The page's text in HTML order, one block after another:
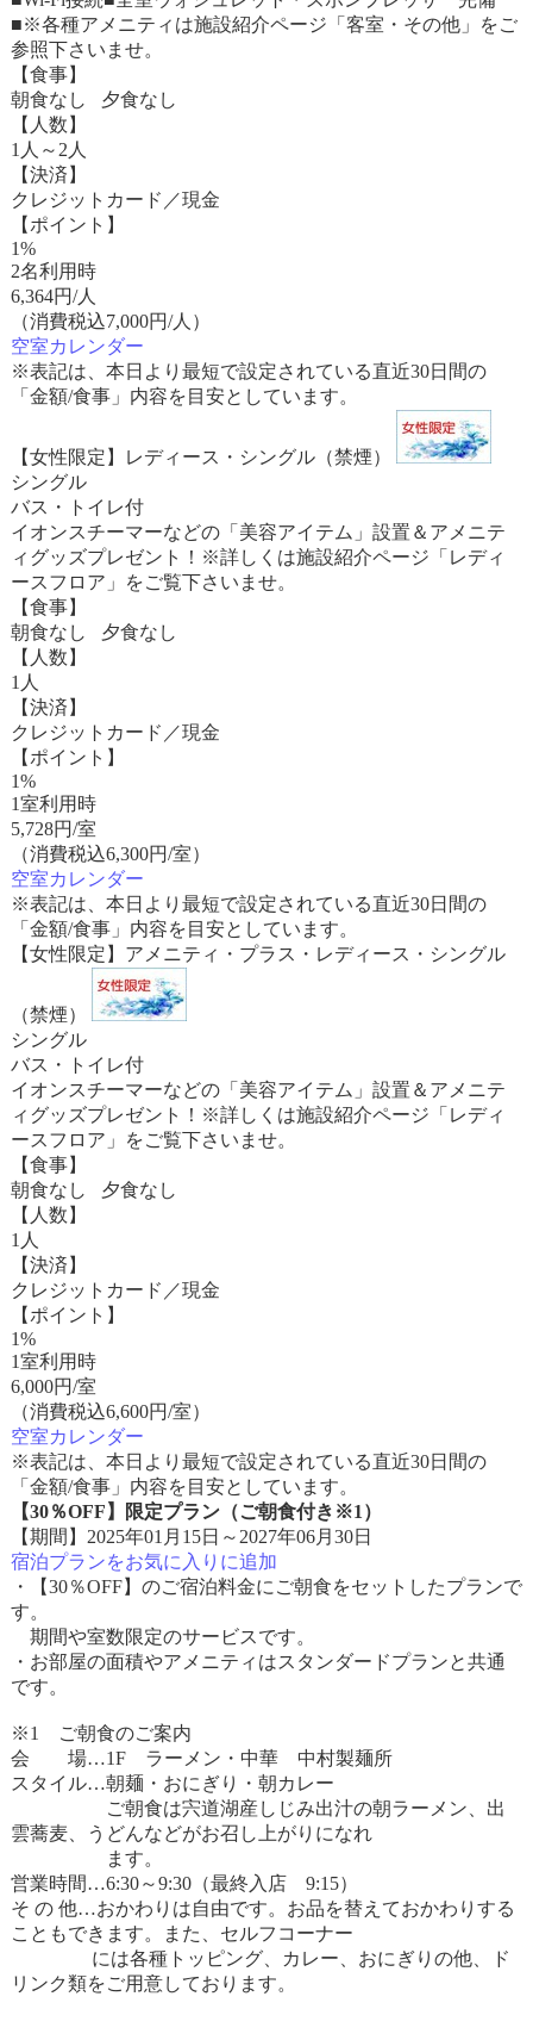
■※各種アメニティは施設紹介ページ「客室・その他」をご
参照下さいませ。
【食事】
朝食なし 夕食なし
【人数】
1人～2人
【決済】
クレジットカード／現金
【ポイント】
1%
2名利用時
6,364円/人
（消費税込7,000円/人）
空室カレンダー
※表記は、本日より最短で設定されている直近30日間の
「金額/食事」内容を目安としています。
【女性限定】レディース・シングル（禁煙）
シングル
バス・トイレ付
イオンスチーマーなどの「美容アイテム」設置＆アメニテ
ィグッズプレゼント！※詳しくは施設紹介ページ「レディ
ースフロア」をご覧下さいませ。
【食事】
朝食なし 夕食なし
【人数】
1人
【決済】
クレジットカード／現金
【ポイント】
1%
1室利用時
5,728円/室
（消費税込6,300円/室）
空室カレンダー
※表記は、本日より最短で設定されている直近30日間の
「金額/食事」内容を目安としています。
【女性限定】アメニティ・プラス・レディース・シングル
（禁煙）
シングル
バス・トイレ付
イオンスチーマーなどの「美容アイテム」設置＆アメニテ
ィグッズプレゼント！※詳しくは施設紹介ページ「レディ
ースフロア」をご覧下さいませ。
【食事】
朝食なし 夕食なし
【人数】
1人
【決済】
クレジットカード／現金
【ポイント】
1%
1室利用時
6,000円/室
（消費税込6,600円/室）
空室カレンダー
※表記は、本日より最短で設定されている直近30日間の
「金額/食事」内容を目安としています。
【30％OFF】限定プラン（ご朝食付き※1）
【期間】2025年01月15日～2027年06月30日
宿泊プランをお気に入りに追加
・【30％OFF】のご宿泊料金にご朝食をセットしたプランで
す。
期間や室数限定のサービスです。
・お部屋の面積やアメニティはスタンダードプランと共通
です。
※1 ご朝食のご案内
会 場…1F ラーメン・中華 中村製麺所
スタイル…朝麺・おにぎり・朝カレー
ご朝食は宍道湖産しじみ出汁の朝ラーメン、出
雲蕎麦、うどんなどがお召し上がりになれ
ます。
営業時間…6:30～9:30（最終入店 9:15）
そ の 他…おかわりは自由です。お品を替えておかわりする
こともできます。また、セルフコーナー
には各種トッピング、カレー、おにぎりの他、ド
リンク類をご用意しております。